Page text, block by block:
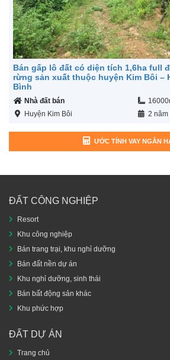
Bán gấp lô đất có diện tích 1,6ha full
rừng sản xuất thuộc huyện Kim Bôi –
Bình
Nhà đất bán
Huyện Kim Bôi 2
ƯỚC TÍNH VAY NGÂN
ĐẤT CÔNG NGHIỆP
Resort
Khu công nghiệp
Bán trang trại, khu nghỉ dưỡng
Bán đất nền dự án
Khu nghỉ dưỡng, sinh thái
Bán bất động sản khác
Khu phức hợp
ĐẤT DỰ ÁN
Trang chủ